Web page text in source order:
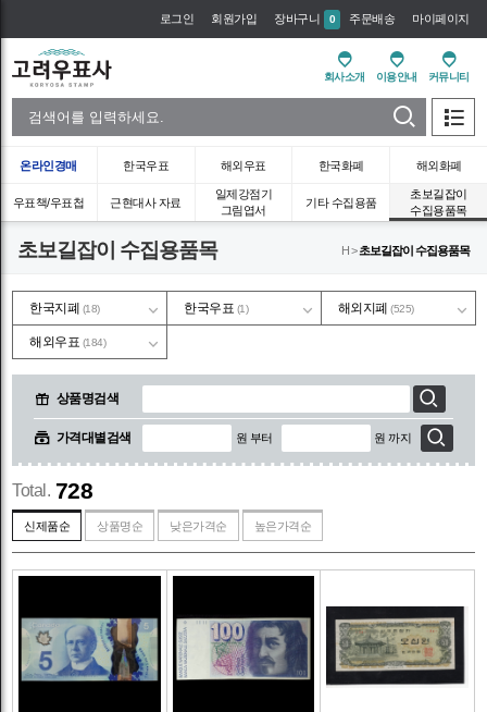
로그인 회원가입 장바구니 0 주문배송 마이페이지
회사소개 이용안내 커뮤니티
온라인경매 한국우표 해외우표 한국화폐 해외화폐
우표책/우표첩 근현대사 자료
일제강점기
그림엽서
기타 수집용품
초보길잡이
수집용품목
초보길잡이 수집용품목 H >초보길잡이 수집용품목
한국지폐 (18) 한국우표 (1) 해외지폐(525)
해외우표 (184)
상품명검색
가격대별검색 원 부터 원 까지
Total. 728
신제품순 상품명순 낮은가격순 높은가격순